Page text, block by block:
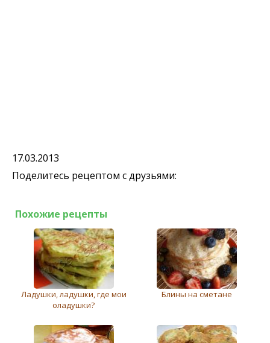
17.03.2013
Поделитесь рецептом с друзьями:
Похожие рецепты
Ладушки, ладушки, где мои
оладушки?
Блины на сметане